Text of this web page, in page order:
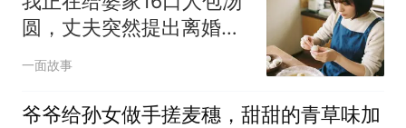
圆，丈夫突然提出离婚，
我摘下围裙转身就走：以
伺候
一面故事
爷爷给孙女做手搓麦穗，甜甜的青草味加